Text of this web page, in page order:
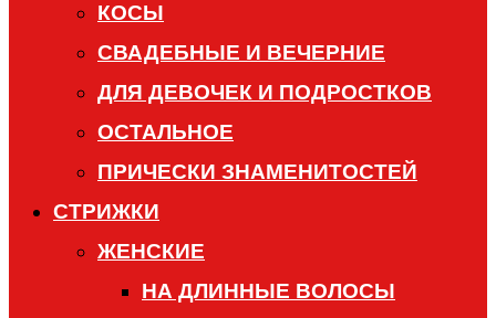
КОСЫ
СВАДЕБНЫЕ И ВЕЧЕРНИЕ
ДЛЯ ДЕВОЧЕК И ПОДРОСТКОВ
ОСТАЛЬНОЕ
ПРИЧЕСКИ ЗНАМЕНИТОСТЕЙ
СТРИЖКИ
ЖЕНСКИЕ
НА ДЛИННЫЕ ВОЛОСЫ